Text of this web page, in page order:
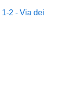
1-2 - Via dei